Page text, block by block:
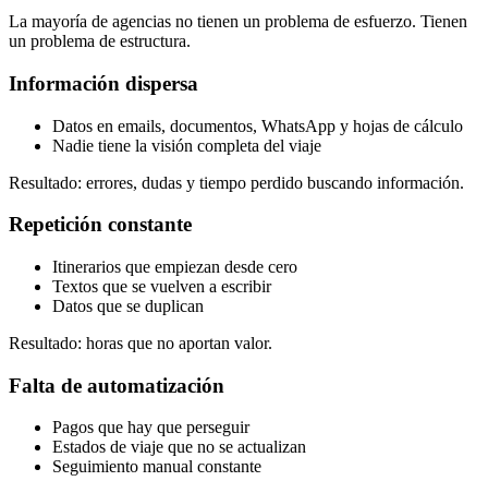
La mayoría de agencias no tienen un problema de esfuerzo. Tienen
un problema de estructura.
Información dispersa
Datos en emails, documentos, WhatsApp y hojas de cálculo
Nadie tiene la visión completa del viaje
Resultado: errores, dudas y tiempo perdido buscando información.
Repetición constante
Itinerarios que empiezan desde cero
Textos que se vuelven a escribir
Datos que se duplican
Resultado: horas que no aportan valor.
Falta de automatización
Pagos que hay que perseguir
Estados de viaje que no se actualizan
Seguimiento manual constante